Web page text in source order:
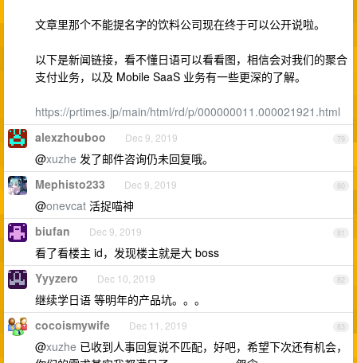
文章里那个不能提名字的饮料公司现在终于可以公开说啦。
以下是新闻链接，看不懂日语可以看看图，相信会对我们的聚合
支付业务，以及 Mobile SaaS 业务有一些更深的了解。
https://prtimes.jp/main/html/rd/p/000000011.000021921.html
79
alexzhouboo Dec 9, 2019
@xuzhe 发了邮件咨询仍未回复哦。
80
Mephisto233 Dec 9, 2019
@onevcat 活捉喵神
81
biufan Dec 9, 2019
看了看楼主 id，发现楼主就是大 boss
82
Yyyzero Dec 10, 2019
继续学日语 等明年的产品坑。。。
83
cocoismywife Dec 11, 2019
@xuzhe 已收到人事回复说不匹配，好吧，希望下次还有机会，